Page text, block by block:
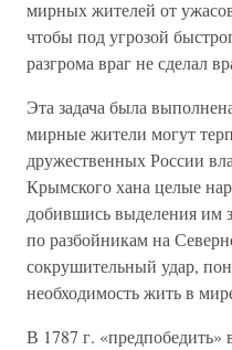
мирных жителей от
чтобы под угрозой
разгрома враг не сделал
Эта задача была
мирные жители могут
дружественных России
Крымского хана целые
добившись выделения им
по разбойникам на
сокрушительный удар,
необходимость жить в
В 1787 г.